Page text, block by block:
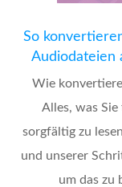
So
Audiodateien
Wie
Alles, was
sorgfältig zu
und unserer
um das zu